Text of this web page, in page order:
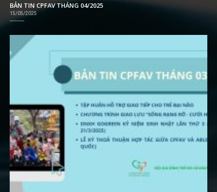
BẢN TIN CPFAV THÁNG 04/2025
15/05/2025